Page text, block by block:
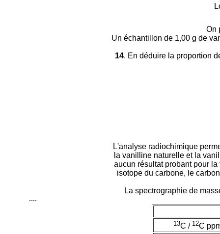
....
On
Un échantillon de 1,00 g de
14. En déduire la proportion
L'analyse radiochimique
la vanilline naturelle et la
aucun résultat probant pour
isotope du carbone, le
La spectrographie de
13C / 12C